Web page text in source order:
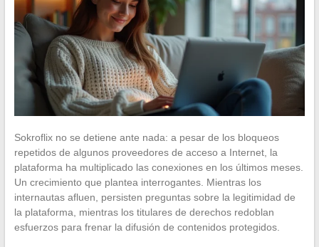
Sokroflix no se detiene ante nada: a pesar de los bloqueos
repetidos de algunos proveedores de acceso a Internet, la
plataforma ha multiplicado las conexiones en los últimos meses.
Un crecimiento que plantea interrogantes. Mientras los
internautas afluen, persisten preguntas sobre la legitimidad de
la plataforma, mientras los titulares de derechos redoblan
esfuerzos para frenar la difusión de contenidos protegidos.